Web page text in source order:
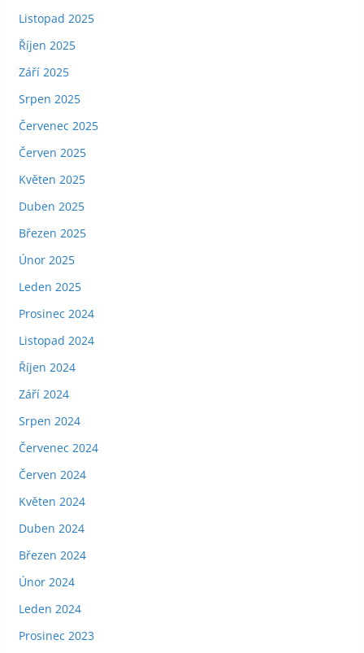
Listopad 2025
Říjen 2025
Září 2025
Srpen 2025
Červenec 2025
Červen 2025
Květen 2025
Duben 2025
Březen 2025
Únor 2025
Leden 2025
Prosinec 2024
Listopad 2024
Říjen 2024
Září 2024
Srpen 2024
Červenec 2024
Červen 2024
Květen 2024
Duben 2024
Březen 2024
Únor 2024
Leden 2024
Prosinec 2023